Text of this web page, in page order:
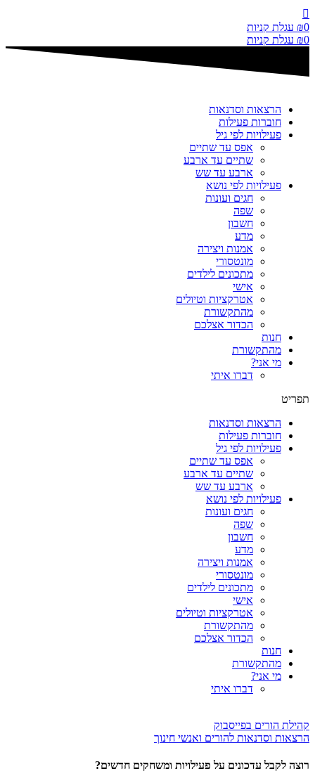
דלג
לתוכן
₪0
עגלת קניות
₪0 עגלת קניות
הרצאות וסדנאות
חוברות פעילות
פעילויות לפי גיל
אפס עד שתיים
שתיים עד ארבע
ארבע עד שש
פעילויות לפי נושא
חגים ועונות
שפה
חשבון
מדע
אמנות ויצירה
מונטסורי
מתכונים לילדים
אישי
אטרקציות וטיולים
מהתקשורת
הכדור אצלכם
חנות
מהתקשורת
מי אני?
דברו איתי
תפריט
הרצאות וסדנאות
חוברות פעילות
פעילויות לפי גיל
אפס עד שתיים
שתיים עד ארבע
ארבע עד שש
פעילויות לפי נושא
חגים ועונות
שפה
חשבון
מדע
אמנות ויצירה
מונטסורי
מתכונים לילדים
אישי
אטרקציות וטיולים
מהתקשורת
הכדור אצלכם
חנות
מהתקשורת
מי אני?
דברו איתי
קהילת הורים בפייסבוק
הרצאות וסדנאות להורים ואנשי חינוך
רוצה לקבל עדכונים על פעילויות ומשחקים חדשים?